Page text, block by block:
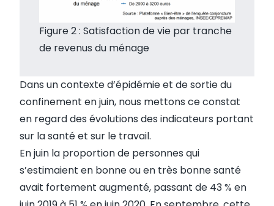
Figure 2 : Satisfaction de vie par tranche
de revenus du ménage
Dans un contexte d’épidémie et de sortie du
confinement en juin, nous mettons ce constat
en regard des évolutions des indicateurs portant
sur la santé et sur le travail.
En juin la proportion de personnes qui
s’estimaient en bonne ou en très bonne santé
avait fortement augmenté, passant de 43 % en